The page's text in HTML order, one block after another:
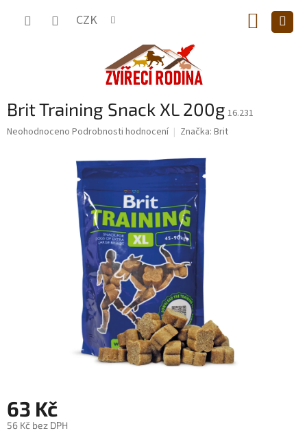
CZK
KOŠÍK
Brit Training Snack XL 200g 16.231
Průměrné
Neohodnoceno Podrobnosti hodnocení Značka: Brit
63 Kč
56 Kč bez DPH